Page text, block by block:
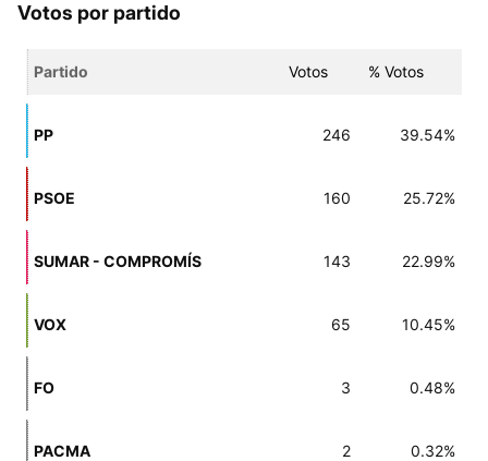
Votos por partido
Partido Votos % Votos
PP 246 39.54%
PSOE 160 25.72%
SUMAR - COMPROMÍS 143 22.99%
VOX 65 10.45%
FO 3 0.48%
PACMA 2 0.32%